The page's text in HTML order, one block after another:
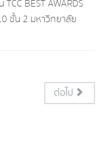
BEST AWARDS
ชั้น 2 มหาวิทยาลัย
ต่อไป